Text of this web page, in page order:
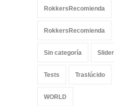
RokkersRecomienda
RokkersRecomienda
Sin categoría
Tests Traslúcido
WORLD